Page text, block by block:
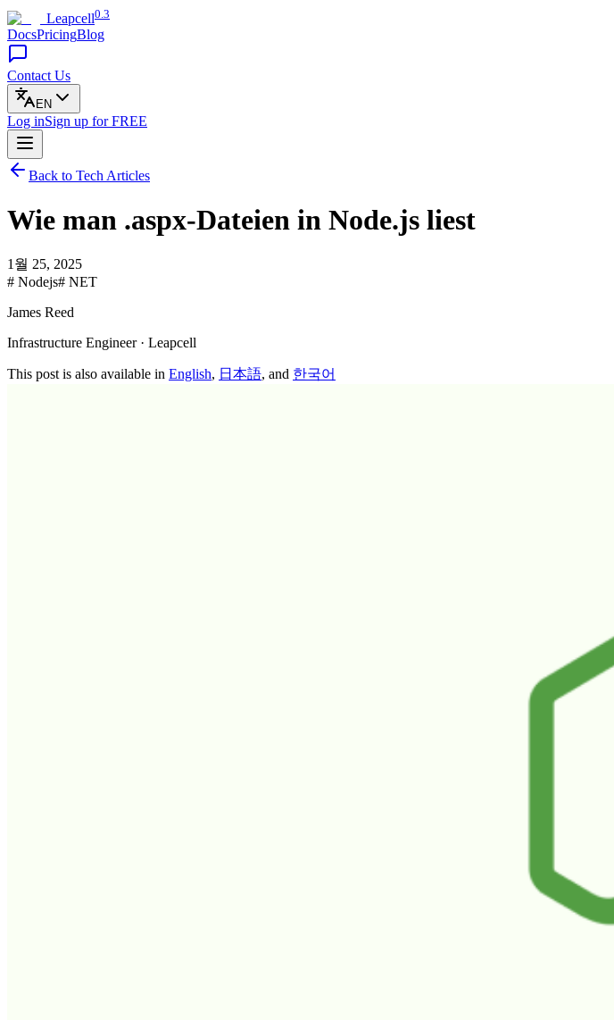
Leapcell0.3
DocsPricingBlog
Contact Us
EN
Log inSign up for FREE
Back to Tech Articles
Wie man .aspx-Dateien in Node.js liest
1월 25, 2025
# Nodejs# NET
James Reed
Infrastructure Engineer · Leapcell
This post is also available in English, 日本語, and 한국어